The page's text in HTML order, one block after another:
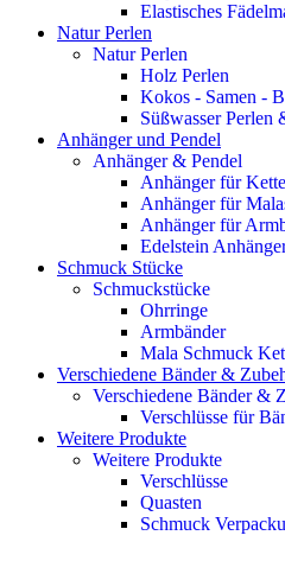
Elastisches
Natur Perlen
Natur Perlen
Holz Perlen
Kokos - Samen -
Süßwasser Perlen
Anhänger und Pendel
Anhänger & Pendel
Anhänger für
Anhänger für
Anhänger für
Edelstein
Schmuck Stücke
Schmuckstücke
Ohrringe
Armbänder
Mala Schmuck
Verschiedene Bänder &
Verschiedene Bänder &
Verschlüsse für
Weitere Produkte
Weitere Produkte
Verschlüsse
Quasten
Schmuck